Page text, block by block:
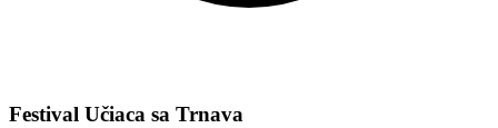
Festival Učiaca sa Trnava